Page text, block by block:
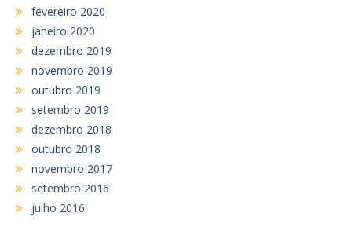
fevereiro 2020
janeiro 2020
dezembro 2019
novembro 2019
outubro 2019
setembro 2019
dezembro 2018
outubro 2018
novembro 2017
setembro 2016
julho 2016